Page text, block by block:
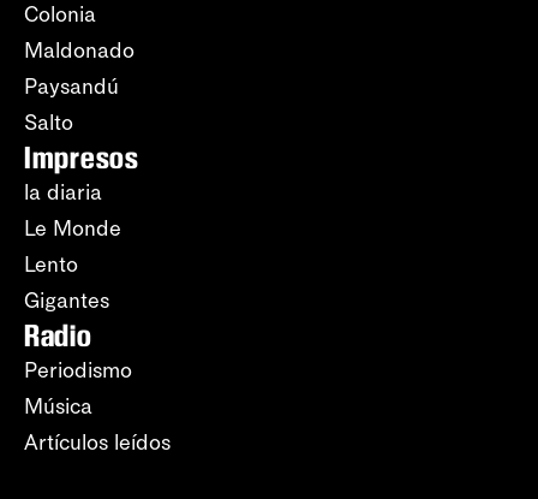
Colonia
Maldonado
Paysandú
Salto
Impresos
la diaria
Le Monde
Lento
Gigantes
Radio
Periodismo
Música
Artículos leídos